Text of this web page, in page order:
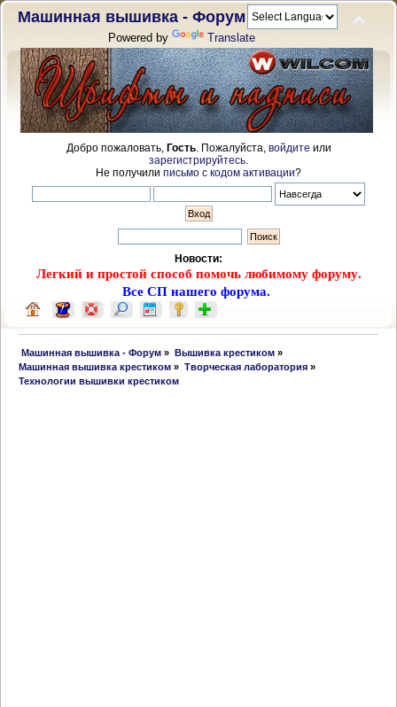
Машинная вышивка - Форум
Powered by Translate
Добро пожаловать, Гость. Пожалуйста, войдите или
зарегистрируйтесь
Не получили письмо с кодом активации?
Новости:
Легкий и простой способ помочь любимому форуму.
Все СП нашего форума.
Машинная вышивка - Форум » Вышивка крестиком»
Машинная вышивка крестиком » Творческая лаборатория»
Технологии вышивки крестиком